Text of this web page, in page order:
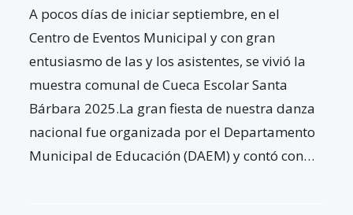
A pocos días de iniciar septiembre, en el
Centro de Eventos Municipal y con gran
entusiasmo de las y los asistentes, se vivió la
muestra comunal de Cueca Escolar Santa
Bárbara 2025.La gran fiesta de nuestra danza
nacional fue organizada por el Departamento
Municipal de Educación (DAEM) y contó con…